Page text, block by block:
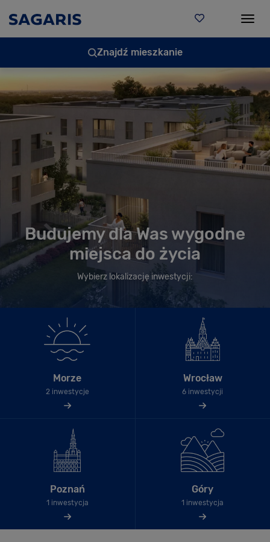
Znajdź mieszkanie
Budujemy dla Was wygodne
miejsca do życia
Wybierz lokalizację inwestycji:
Morze
2 inwestycje
Wrocław
6 inwestycji
Poznań
1 inwestycja
Góry
1 inwestycja